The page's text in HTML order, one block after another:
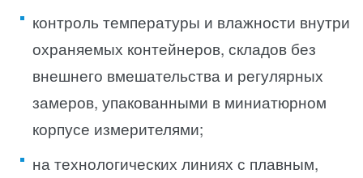
контроль температуры и влажности внутри
охраняемых контейнеров, складов без
внешнего вмешательства и регулярных
замеров, упакованными в миниатюрном
корпусе измерителями;
на технологических линиях с плавным,